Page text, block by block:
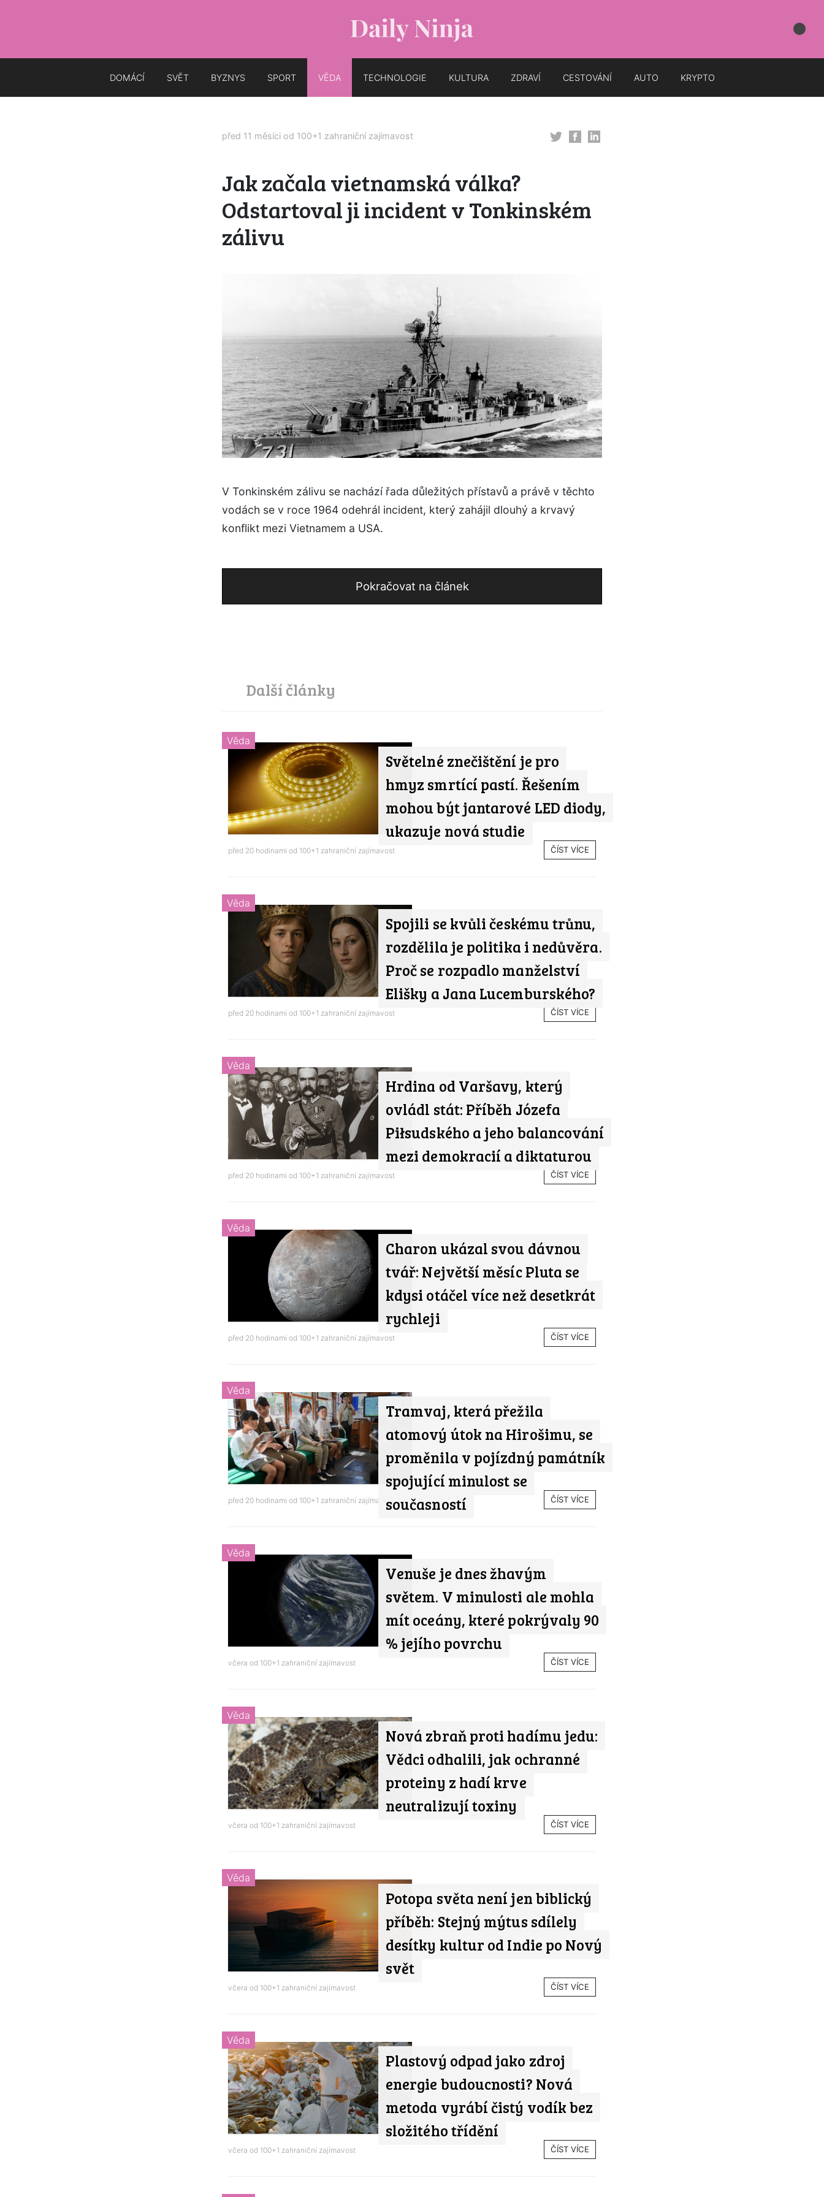
DOMÁCÍ SVĚT BYZNYS SPORT VĚDA TECHNOLOGIE KULTURA ZDRAVÍ CESTOVÁNÍ AUTO KRYPTO
před 11 měsíci od 100+1 zahraniční zajímavost
Jak začala vietnamská válka?
Odstartoval ji incident v Tonkinském
zálivu
V Tonkinském zálivu se nachází řada důležitých přístavů a právě v těchto
vodách se v roce 1964 odehrál incident, který zahájil dlouhý a krvavý
konflikt mezi Vietnamem a USA.
Pokračovat na článek
Další články
Světelné znečištění je pro
hmyz smrtící pastí. Řešením
mohou být jantarové LED diody,
ukazuje nová studie
Věda
před 20 hodinami od 100+1 zahraniční zajímavost ČÍST VÍCE
Spojili se kvůli českému trůnu,
rozdělila je politika i nedůvěra.
Proč se rozpadlo manželství
Elišky a Jana Lucemburského?
Věda
před 20 hodinami od 100+1 zahraniční zajímavost ČÍST VÍCE
Hrdina od Varšavy, který
ovládl stát: Příběh Józefa
Piłsudského a jeho balancování
mezi demokracií a diktaturou
Věda
před 20 hodinami od 100+1 zahraniční zajímavost ČÍST VÍCE
Charon ukázal svou dávnou
tvář: Největší měsíc Pluta se
kdysi otáčel více než desetkrát
rychleji
Věda
před 20 hodinami od 100+1 zahraniční zajímavost ČÍST VÍCE
Tramvaj, která přežila
atomový útok na Hirošimu, se
proměnila v pojízdný památník
spojující minulost se
současností
Věda
před 20 hodinami od 100+1 zahraniční zajímavost ČÍST VÍCE
Venuše je dnes žhavým
světem. V minulosti ale mohla
mít oceány, které pokrývaly 90
% jejího povrchu
Věda
včera od 100+1 zahraniční zajímavost ČÍST VÍCE
Nová zbraň proti hadímu jedu:
Vědci odhalili, jak ochranné
proteiny z hadí krve
neutralizují toxiny
Věda
včera od 100+1 zahraniční zajímavost ČÍST VÍCE
Potopa světa není jen biblický
příběh: Stejný mýtus sdílely
desítky kultur od Indie po Nový
svět
Věda
včera od 100+1 zahraniční zajímavost ČÍST VÍCE
Plastový odpad jako zdroj
energie budoucnosti? Nová
metoda vyrábí čistý vodík bez
složitého třídění
Věda
včera od 100+1 zahraniční zajímavost ČÍST VÍCE